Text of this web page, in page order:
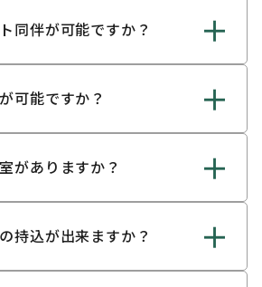
同伴が可能ですか？
可能ですか？
がありますか？
持込が出来ますか？